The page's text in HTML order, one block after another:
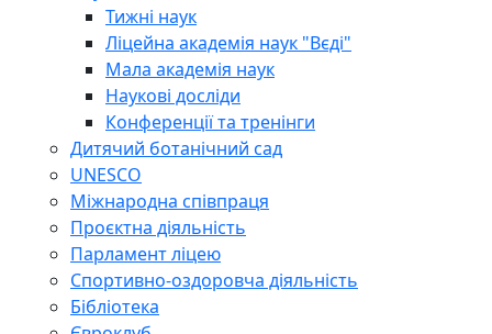
Тижні наук
Ліцейна академія наук "Вєді"
Мала академія наук
Наукові досліди
Конференції та тренінги
Дитячий ботанічний сад
UNESCO
Міжнародна співпраця
Проєктна діяльність
Парламент ліцею
Спортивно-оздоровча діяльність
Бібліотека